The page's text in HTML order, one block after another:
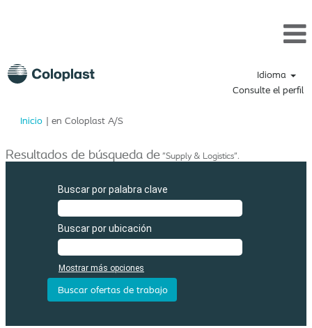
Idioma
Consulte el perfil
Inicio | en Coloplast A/S(página
Resultados de búsqueda de "Supply & Logistics".
Buscar por palabra clave
Buscar por ubicación
Mostrar más opciones